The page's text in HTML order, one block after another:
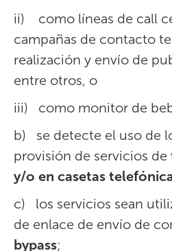
ii) como líneas de call
campañas de contacto
realización y envío de
entre otros, o
iii) como monitor de
b) se detecte el uso de
provisión de servicios de
y/o en casetas
c) los servicios sean
de enlace de envío de
bypass;